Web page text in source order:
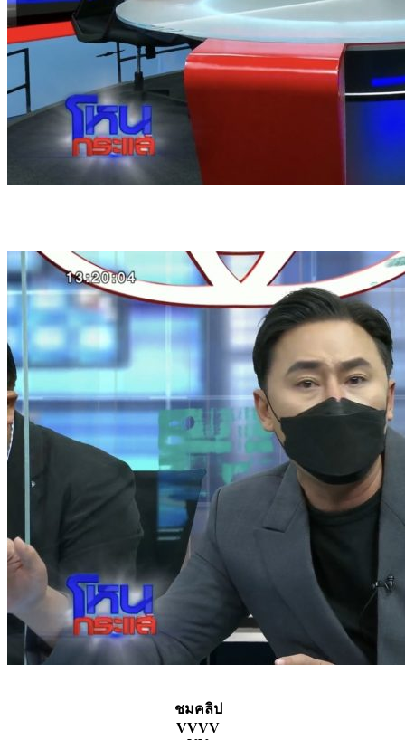
ชมคลิป
VVVV